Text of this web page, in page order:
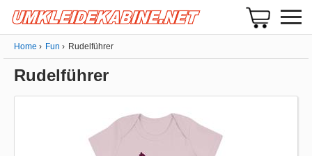
Home Fun Rudelführer
Rudelführer